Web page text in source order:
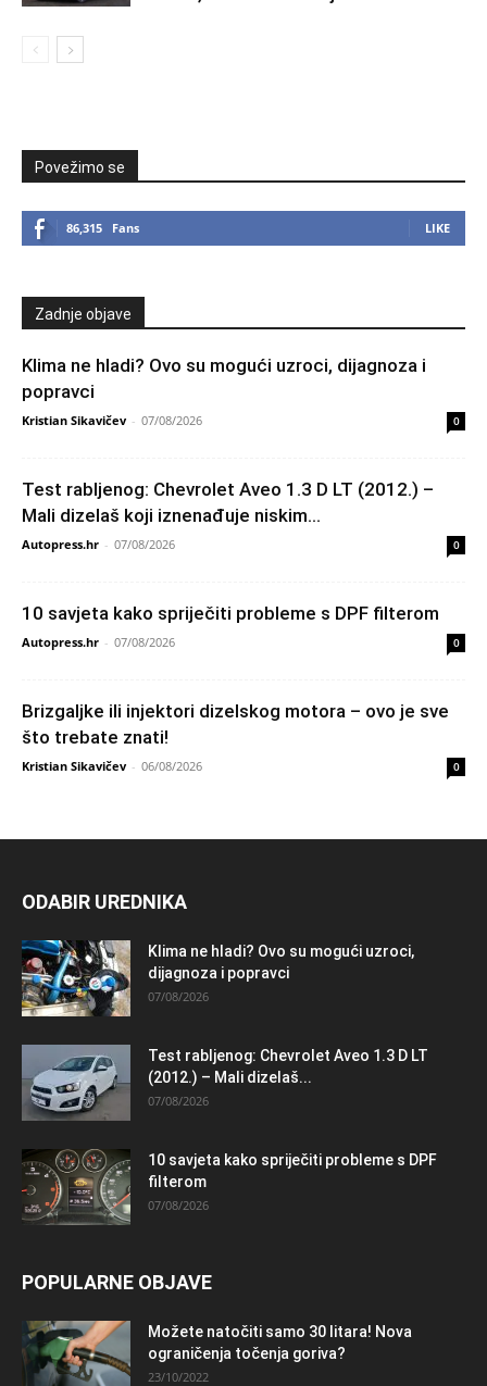
Povežimo se
86,315 Fans LIKE
Zadnje objave
Klima ne hladi? Ovo su mogući uzroci, dijagnoza i
popravci
Kristian Sikavičev - 07/08/2026 0
Test rabljenog: Chevrolet Aveo 1.3 D LT (2012.) –
Mali dizelaš koji iznenađuje niskim...
Autopress.hr - 07/08/2026 0
10 savjeta kako spriječiti probleme s DPF filterom
Autopress.hr - 07/08/2026 0
Brizgaljke ili injektori dizelskog motora – ovo je sve
što trebate znati!
Kristian Sikavičev - 06/08/2026 0
ODABIR UREDNIKA
Klima ne hladi? Ovo su mogući uzroci,
dijagnoza i popravci
07/08/2026
Test rabljenog: Chevrolet Aveo 1.3 D LT
(2012.) – Mali dizelaš...
07/08/2026
10 savjeta kako spriječiti probleme s DPF
filterom
07/08/2026
POPULARNE OBJAVE
Možete natočiti samo 30 litara! Nova
ograničenja točenja goriva?
23/10/2022